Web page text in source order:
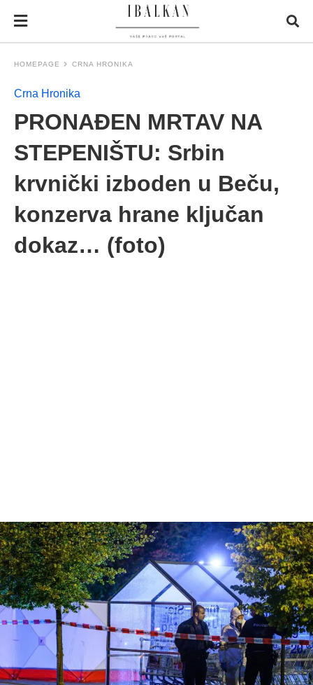
HOMEPAGE CRNA HRONIKA
Crna Hronika
PRONAĐEN MRTAV NA
STEPENIŠTU: Srbin
krvnički izboden u Beču,
konzerva hrane ključan
dokaz… (foto)